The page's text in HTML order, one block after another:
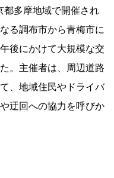
都多摩地域で開催され
る調布市から青梅市に
後にかけて大規模な交
。主催者は、周辺道路
、地域住民やドライバ
迂回への協力を呼びか